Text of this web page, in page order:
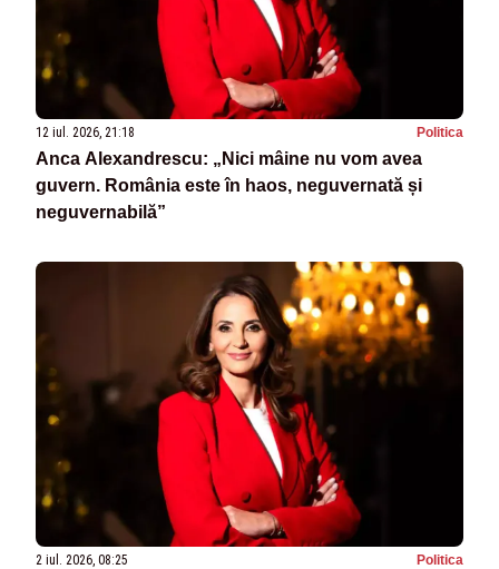
12 iul. 2026, 21:18 Politica
Anca Alexandrescu: „Nici mâine nu vom avea
guvern. România este în haos, neguvernată și
neguvernabilă”
2 iul. 2026, 08:25 Politica